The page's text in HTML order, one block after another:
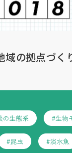
域の拠点づく
の生態系 #生物
#昆虫 #淡水魚